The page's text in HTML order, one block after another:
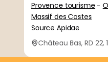
Provence tourisme -
Massif des Costes
Source Apidae
Château Bas, RD 22,